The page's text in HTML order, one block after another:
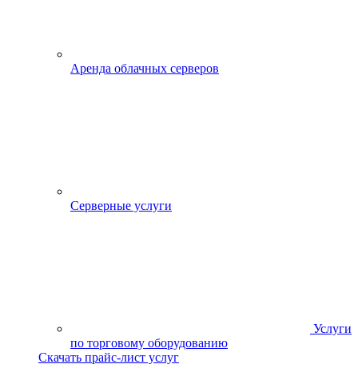
Аренда облачных серверов
Серверные услуги
Услуги
по торговому оборудованию
Скачать прайс-лист услуг